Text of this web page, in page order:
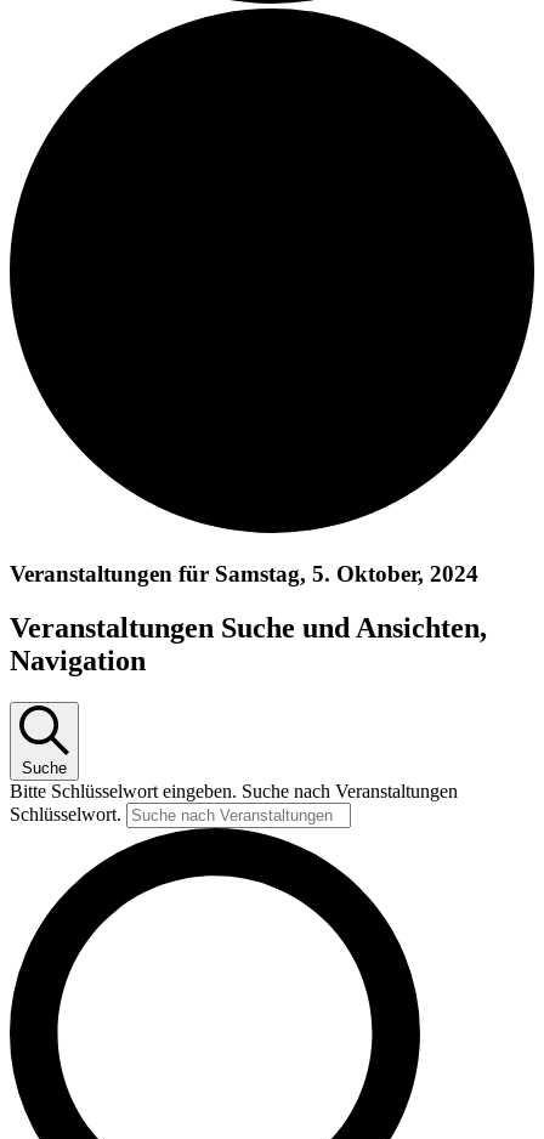
Veranstaltungen für Samstag, 5. Oktober, 2024
Veranstaltungen Suche und Ansichten,
Navigation
Suche
Bitte Schlüsselwort eingeben. Suche nach Veranstaltungen
Schlüsselwort.